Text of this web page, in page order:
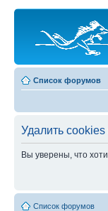
Список форумов
Удалить
Вы уверены, что
Список форумов